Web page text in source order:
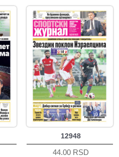
12948
44.00 RSD